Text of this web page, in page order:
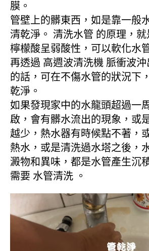
膜。
管壁上的髒東西，如是靠一般
清乾淨。 清洗水管 的原理，就
檸檬酸呈弱酸性，可以軟化水
再透過 高週波清洗機 脈衝波
的話，可在不傷水管的狀況下
乾淨。
如果發現家中的水龍頭超過一
啟，會有髒水流出的現象，或
越少，熱水器有時候點不著，
熱水，或是清洗過水塔之後，
澱物和異味，都是水管產生沉
需要 水管清洗 。